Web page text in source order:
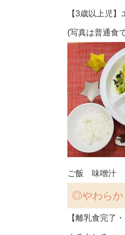
【3歳以上児
(写真は普通食
ご飯 味噌汁
◎やわら
【離乳食完了